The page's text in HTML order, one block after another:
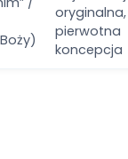
oryginalna,
pierwotna
koncepcja